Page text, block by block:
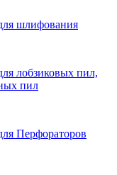
шлифования
лобзиковых пил,
пил
Перфораторов